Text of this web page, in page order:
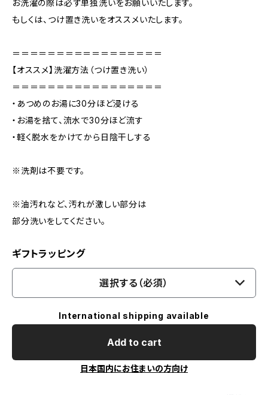
お洗濯の際は必ず単独洗いをお願いいたします。
もしくは、つけ置き洗いをオススメいたします。
＝＝＝＝＝＝＝＝＝＝＝＝＝＝＝＝＝
【オススメ】洗濯方法（つけ置き洗い）
＝＝＝＝＝＝＝＝＝＝＝＝＝＝＝＝＝
・あつめのお湯に30分ほど浸ける
・お湯を捨て、流水で30分ほど流す
・軽く脱水をかけてから日陰干しする
※洗剤は不要です。
※油汚れなど、汚れが激しい部分は
部分洗いをしてください。
ギフトラッピング
選択する（必須）
International shipping available
Add to cart
日本国内にお住まいの方向け